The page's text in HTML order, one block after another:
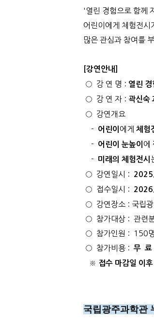
'열린 경험으로 함께
어린이에게 체험전시
많은 관심과 참여를
[강연안내]
○ 강 연 명 : 열린
○ 강 연 자 : 곽신숙
○ 강연개요
- 어린이 에게 체험
- 어린이 눈높이 에
- 미래의 체험전시
○ 강연일시 :
○ 접수일시 :
○ 강연장소 : 국립광
○ 참가대상 : 관련분
○ 참가인원 : 150명
○ 참가비용 : 무 료
※ 접수 마감일 이후
국립광주과학관